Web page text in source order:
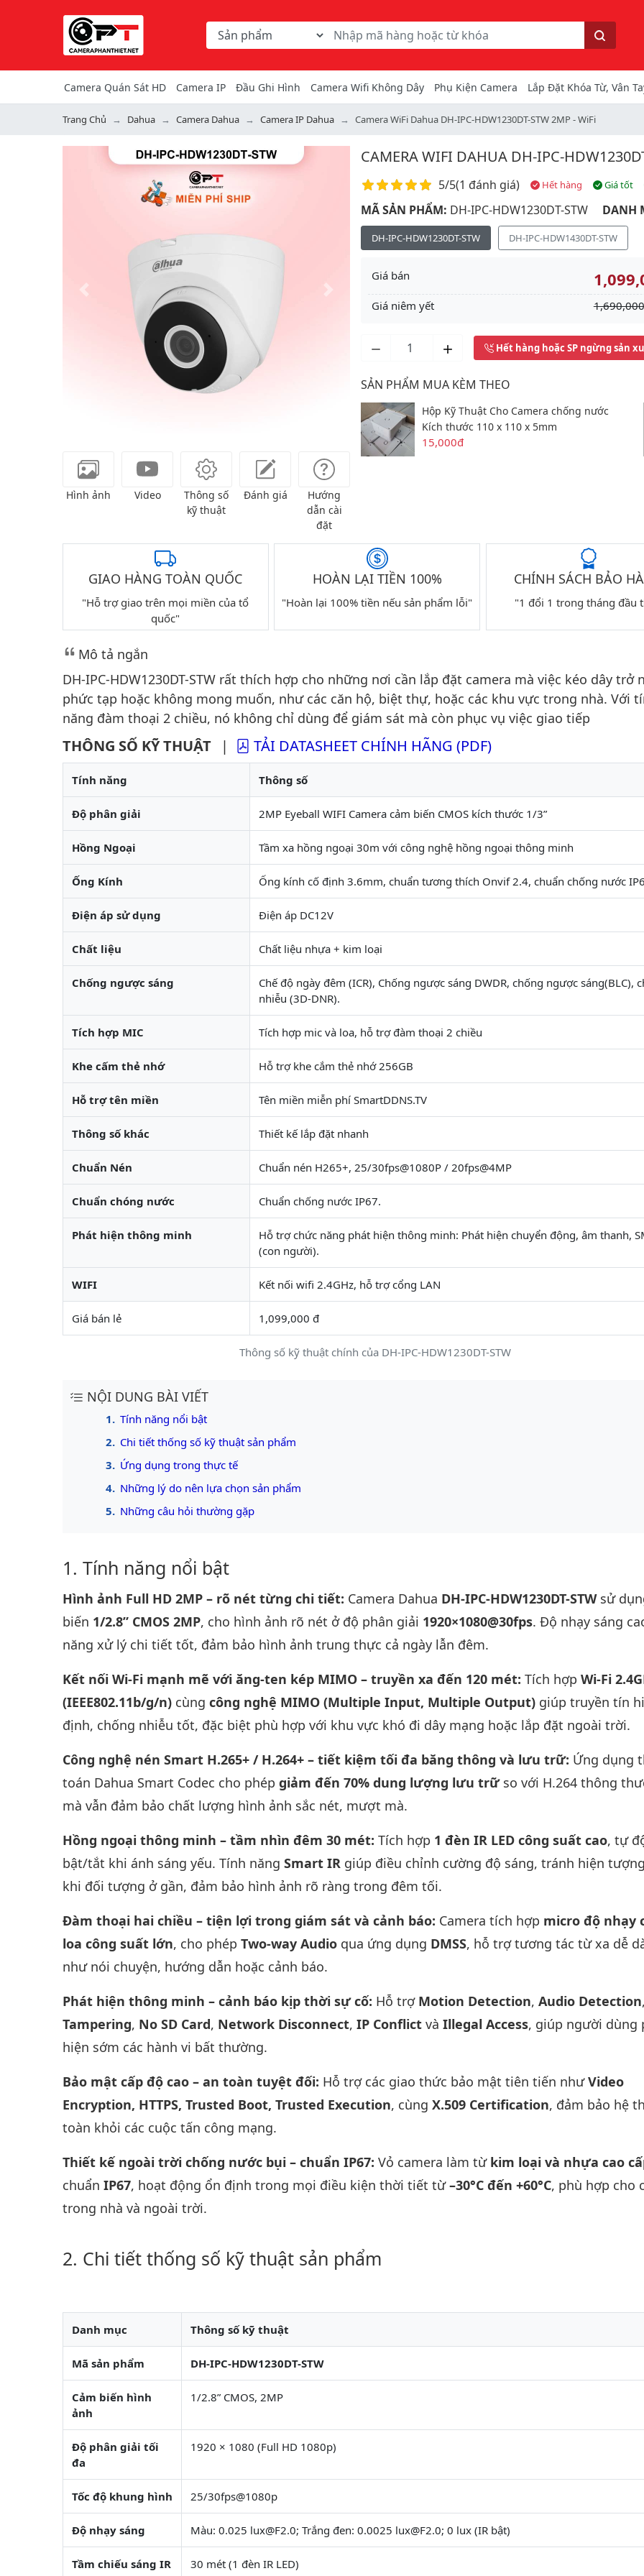
Chọn danh mục tìm kiếm
Từ khóa hoặc mã hàng
Tìm kiếm
Camera Quán Sát HD Camera IP Đầu Ghi Hình Camera Wifi Không Dây Phụ Kiện Camera Lắp Đặt Khóa Từ, Vân
Trang Chủ Dahua Camera Dahua Camera IP Dahua Camera WiFi Dahua DH-IPC-HDW1230DT-STW 2MP - WiFi
Hình ảnh Video
Thông số
kỹ thuật
Đánh giá
Hướng
dẫn cài
đặt
CAMERA WIFI DAHUA DH-IPC-
Điểm đánh giá
5/5(1 đánh giá) Hết hàng Giá tốt
MÃ SẢN PHẨM: DH-IPC-HDW1230DT-STW DANH
DH-IPC-HDW1230DT-STW DH-IPC-HDW1430DT-STW
Giá bán
Giá niêm yết
Hết hàng hoặc SP ngừng sản
SẢN PHẨM MUA KÈM THEO
Hộp Kỹ Thuật Cho Camera chống nước
Kích thước 110 x 110 x 5mm
15,000đ
GIAO HÀNG TOÀN QUỐC
"Hỗ trợ giao trên mọi miền của tổ
quốc"
HOÀN LẠI TIỀN 100%
"Hoàn lại 100% tiền nếu sản phẩm lỗi"
CHÍNH SÁCH BẢO
"1 đổi 1 trong tháng đầu
Mô tả ngắn
DH-IPC-HDW1230DT-STW rất thích hợp cho những nơi cần lắp đặt camera mà việc kéo dây trở
phức tạp hoặc không mong muốn, như các căn hộ, biệt thự, hoặc các khu vực trong nhà. Với
năng đàm thoại 2 chiều, nó không chỉ dùng để giám sát mà còn phục vụ việc giao tiếp
THÔNG SỐ KỸ THUẬT | TẢI DATASHEET CHÍNH HÃNG (PDF)
Thông số kỹ thuật chính của DH-IPC-HDW1230DT-STW
Tính năng Thông số
Độ phân giải 2MP Eyeball WIFI Camera cảm biến CMOS kích thước 1/3”
Hồng Ngoại Tầm xa hồng ngoại 30m với công nghệ hồng ngoại thông minh
Ống Kính Ống kính cố định 3.6mm, chuẩn tương thích Onvif 2.4, chuẩn chống nước
Điện áp sử dụng Điện áp DC12V
Chất liệu Chất liệu nhựa + kim loại
Chống ngược sáng
Chế độ ngày đêm (ICR), Chống ngược sáng DWDR, chống ngược sáng(BLC),
nhiễu (3D-DNR).
Tích hợp MIC Tích hợp mic và loa, hỗ trợ đàm thoại 2 chiều
Khe cấm thẻ nhớ Hỗ trợ khe cắm thẻ nhớ 256GB
Hỗ trợ tên miền Tên miền miễn phí SmartDDNS.TV
Thông số khác Thiết kế lắp đặt nhanh
Chuẩn Nén Chuẩn nén H265+, 25/30fps@1080P / 20fps@4MP
Chuẩn chóng nước Chuẩn chống nước IP67.
Phát hiện thông minh
Hỗ trợ chức năng phát hiện thông minh: Phát hiện chuyển động, âm thanh,
(con người).
WIFI Kết nối wifi 2.4GHz, hỗ trợ cổng LAN
Giá bán lẻ 1,099,000 đ
NỘI DUNG BÀI VIẾT
Tính năng nổi bật
Chi tiết thống số kỹ thuật sản phẩm
Ứng dụng trong thực tế
Những lý do nên lựa chọn sản phẩm
Những câu hỏi thường gặp
Tính năng nổi bật
Hình ảnh Full HD 2MP – rõ nét từng chi tiết: Camera Dahua DH-IPC-HDW1230DT-STWsử
biến 1/2.8” CMOS 2MP, cho hình ảnh rõ nét ở độ phân giải 1920×1080@30fps. Độ nhạy sáng
năng xử lý chi tiết tốt, đảm bảo hình ảnh trung thực cả ngày lẫn đêm.
Kết nối Wi-Fi mạnh mẽ với ăng-ten kép MIMO – truyền xa đến 120 mét: Tích hợp Wi-Fi
(IEEE802.11b/g/n) cùng công nghệ MIMO (Multiple Input, Multiple Output) giúp truyền tín
định, chống nhiễu tốt, đặc biệt phù hợp với khu vực khó đi dây mạng hoặc lắp đặt ngoài trời.
Công nghệ nén Smart H.265+ / H.264+ – tiết kiệm tối đa băng thông và lưu trữ: Ứng dụng
toán Dahua Smart Codec cho phép giảm đến 70% dung lượng lưu trữso với H.264 thông
mà vẫn đảm bảo chất lượng hình ảnh sắc nét, mượt mà.
Hồng ngoại thông minh – tầm nhìn đêm 30 mét: Tích hợp 1 đèn IR LED công suất cao, tự
bật/tắt khi ánh sáng yếu. Tính năng Smart IR giúp điều chỉnh cường độ sáng, tránh hiện
khi đối tượng ở gần, đảm bảo hình ảnh rõ ràng trong đêm tối.
Đàm thoại hai chiều – tiện lợi trong giám sát và cảnh báo: Camera tích hợp micro độ nhạy
loa công suất lớn, cho phép Two-way Audio qua ứng dụng DMSS, hỗ trợ tương tác từ xa dễ
như nói chuyện, hướng dẫn hoặc cảnh báo.
Phát hiện thông minh – cảnh báo kịp thời sự cố: Hỗ trợ Motion Detection, Audio Detection,
Tampering, No SD Card, Network Disconnect, IP Conflict và Illegal Access, giúp người dùng
hiện sớm các hành vi bất thường.
Bảo mật cấp độ cao – an toàn tuyệt đối: Hỗ trợ các giao thức bảo mật tiên tiến nhưVideo
Encryption, HTTPS, Trusted Boot, Trusted Execution, cùng X.509 Certification, đảm bảo hệ
toàn khỏi các cuộc tấn công mạng.
Thiết kế ngoài trời chống nước bụi – chuẩn IP67: Vỏ camera làm từ kim loại và nhựa cao
chuẩn IP67, hoạt động ổn định trong mọi điều kiện thời tiết từ–30°C đến +60°C, phù hợp cho
trong nhà và ngoài trời.
Chi tiết thống số kỹ thuật sản phẩm
Danh mục Thông số kỹ thuật
Mã sản phẩm DH-IPC-HDW1230DT-STW
Cảm biến hình
ảnh
1/2.8” CMOS, 2MP
Độ phân giải tối
đa
1920 × 1080 (Full HD 1080p)
Tốc độ khung hình 25/30fps@1080p
Độ nhạy sáng Màu: 0.025 lux@F2.0; Trắng đen: 0.0025 lux@F2.0; 0 lux (IR bật)
Tầm chiếu sáng IR 30 mét (1 đèn IR LED)